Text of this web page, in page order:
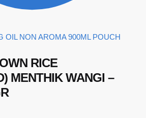
OIL NON AROMA 900ML POUCH
RICE
MENTHIK WANGI –